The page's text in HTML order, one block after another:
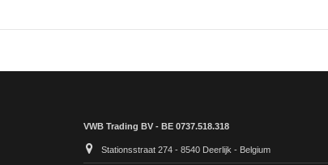
VWB Trading BV - BE 0737.518.318
Stationsstraat 274 - 8540 Deerlijk - Belgium